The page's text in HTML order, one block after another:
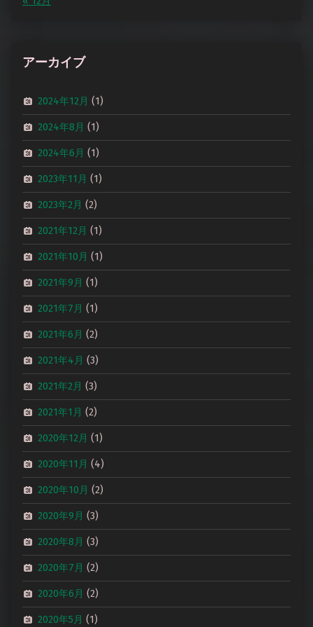
アーカイブ
2024年12月 (1)
2024年8月 (1)
2024年6月 (1)
2023年11月 (1)
2023年2月 (2)
2021年12月 (1)
2021年10月 (1)
2021年9月 (1)
2021年7月 (1)
2021年6月 (2)
2021年4月 (3)
2021年2月 (3)
2021年1月 (2)
2020年12月 (1)
2020年11月 (4)
2020年10月 (2)
2020年9月 (3)
2020年8月 (3)
2020年7月 (2)
2020年6月 (2)
2020年5月 (1)